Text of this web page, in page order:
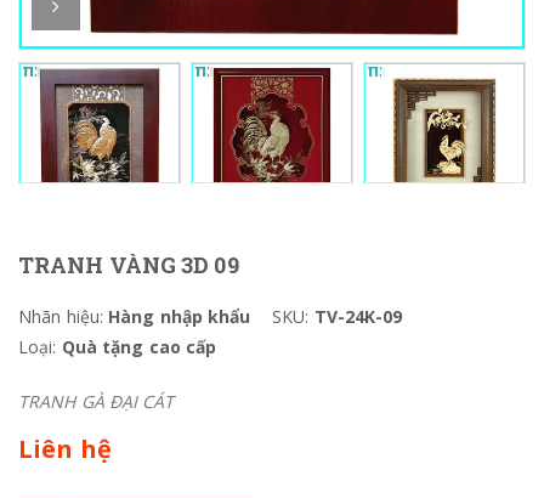
TRANH VÀNG 3D 09
Nhãn hiệu: Hàng nhập khẩu SKU: TV-24K-09
Loại: Quà tặng cao cấp
TRANH GÀ ĐẠI CÁT
Liên hệ